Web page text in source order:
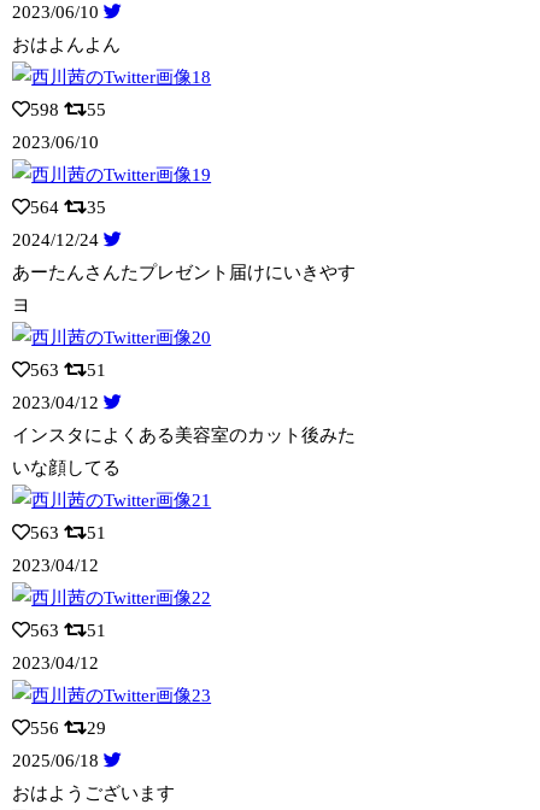
2023/06/10
おはよんよん
598
55
2023/06/10
564
35
2024/12/24
あーたんさんたプレゼント届けにいきやす
ヨ
563
51
2023/04/12
インスタによくある美容室のカット後みた
いな顔してる
563
51
2023/04/12
563
51
2023/04/12
556
29
2025/06/18
おはようございます